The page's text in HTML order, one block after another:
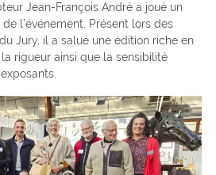
Jean-François André a joué un
l’événement. Présent lors des
Jury, il a salué une édition riche en
rigueur ainsi que la sensibilité